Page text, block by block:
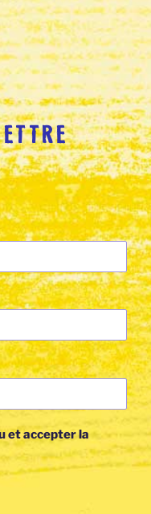
et accepter la